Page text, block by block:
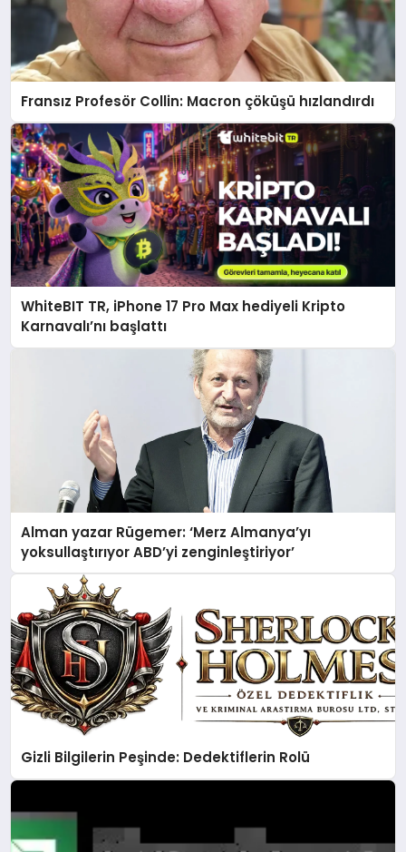
Fransız Profesör Collin: Macron çöküşü hızlandırdı
WhiteBIT TR, iPhone 17 Pro Max hediyeli Kripto
Karnavalı’nı başlattı
Alman yazar Rügemer: ‘Merz Almanya’yı
yoksullaştırıyor ABD’yi zenginleştiriyor’
Gizli Bilgilerin Peşinde: Dedektiflerin Rolü